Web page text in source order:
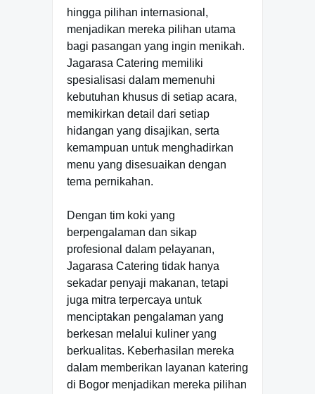
hingga pilihan internasional,
menjadikan mereka pilihan utama
bagi pasangan yang ingin menikah.
Jagarasa Catering memiliki
spesialisasi dalam memenuhi
kebutuhan khusus di setiap acara,
memikirkan detail dari setiap
hidangan yang disajikan, serta
kemampuan untuk menghadirkan
menu yang disesuaikan dengan
tema pernikahan.
Dengan tim koki yang
berpengalaman dan sikap
profesional dalam pelayanan,
Jagarasa Catering tidak hanya
sekadar penyaji makanan, tetapi
juga mitra terpercaya untuk
menciptakan pengalaman yang
berkesan melalui kuliner yang
berkualitas. Keberhasilan mereka
dalam memberikan layanan katering
di Bogor menjadikan mereka pilihan